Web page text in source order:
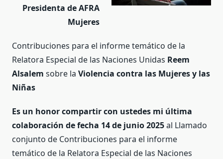
Presidenta de AFRA
Mujeres
Contribuciones para el informe temático de la
Relatora Especial de las Naciones Unidas Reem
Alsalem sobre la Violencia contra las Mujeres y las
Niñas
Es un honor compartir con ustedes mi última
colaboración de fecha 14 de junio 2025al Llamado
conjunto de Contribuciones para el informe
temático de la Relatora Especial de las Naciones